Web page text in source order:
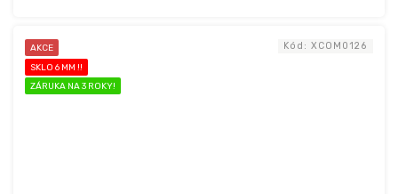
AKCE
SKLO 6 MM !!
ZÁRUKA NA 3 ROKY!
Kód: XCOM0126